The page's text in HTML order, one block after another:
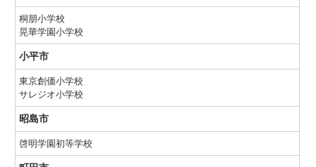
桐朋小学校
晃華学園小学校
小平市
東京創価小学校
サレジオ小学校
昭島市
啓明学園初等学校